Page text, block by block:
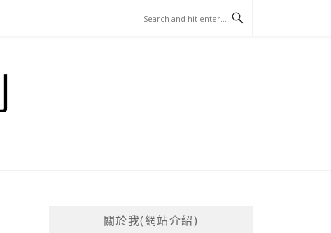
關於我(網站介紹)